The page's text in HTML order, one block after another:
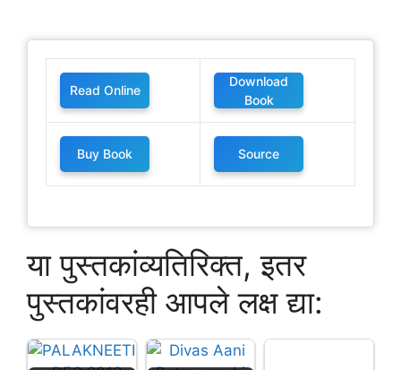
Read Online
Download
Book
Buy Book Source
या पुस्तकांव्यतिरिक्त, इतर
पुस्तकांवरही आपले लक्ष द्या: